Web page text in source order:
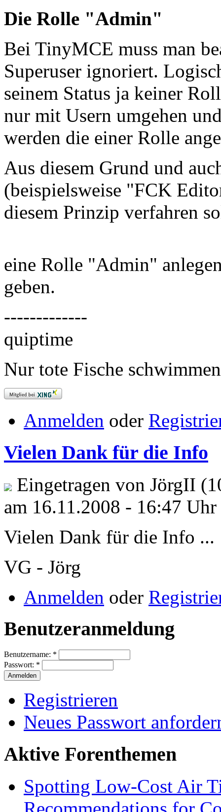
Die Rolle "Admin"
Bei TinyMCE muss man
Superuser ignoriert.
seinem Status ja keiner
nur mit Usern umgehen
werden die einer Rolle
Aus diesem Grund und
(beispielsweise "FCK
diesem Prinzip verfahren
eine Rolle "Admin"
geben.
-------------
quiptime
Nur tote Fische
Anmelden oder
Vielen Dank für die Info
Eingetragen von JörgII
am 16.11.2008 - 16:47 Uhr
Vielen Dank für die Info ...
VG - Jörg
Anmelden oder
Benutzeranmeldung
Benutzername: *
Passwort: *
Registrieren
Neues Passwort
Aktive Forenthemen
Spotting Low-Cost Air